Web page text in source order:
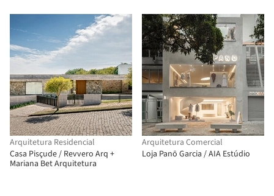
Arquitetura Residencial
Casa Pisçude / Revvero Arq +
Mariana Bet Arquitetura
Arquitetura Comercial
Loja Panō Garcia / AIA Estúdio